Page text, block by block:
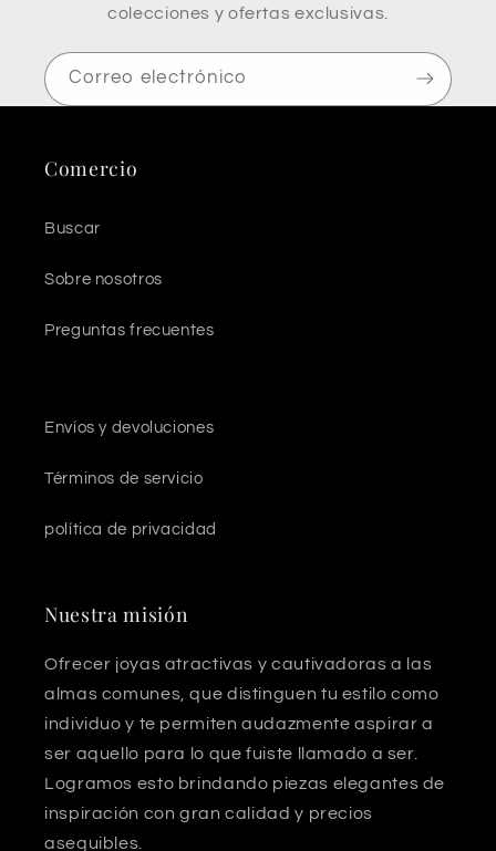
colecciones y ofertas exclusivas.
Correo electrónico
Comercio
Buscar
Sobre nosotros
Preguntas frecuentes
Envíos y devoluciones
Términos de servicio
política de privacidad
Nuestra misión
Ofrecer joyas atractivas y cautivadoras a las
almas comunes, que distinguen tu estilo como
individuo y te permiten audazmente aspirar a
ser aquello para lo que fuiste llamado a ser.
Logramos esto brindando piezas elegantes de
inspiración con gran calidad y precios
asequibles.